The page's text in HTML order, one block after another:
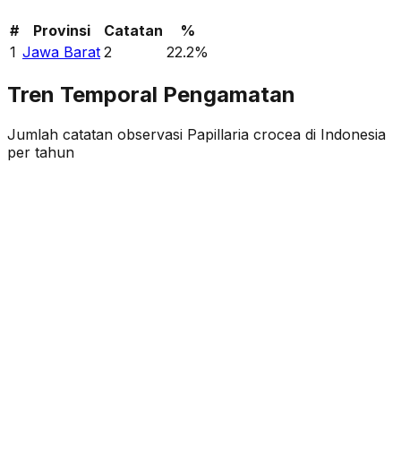
# Provinsi Catatan
%
1 Jawa Barat 2 22.2%
Tren Temporal Pengamatan
Jumlah catatan observasi Papillaria crocea di Indonesia
per tahun